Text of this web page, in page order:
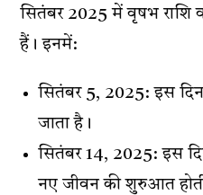
सितंबर 2025 में वृषभ राशि
हैं। इनमें:
सितंबर 5, 2025: इस
जाता है।
सितंबर 14, 2025: इस
नए जीवन की शुरुआत